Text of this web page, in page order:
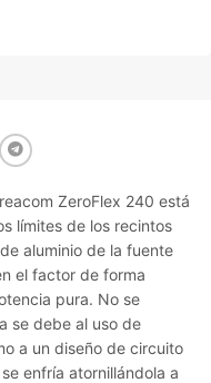
ZeroFlex 240 está
límites de los recintos
aluminio de la fuente
el factor de forma
pura. No se
se debe al uso de
a un diseño de circuito
enfría atornillándola a